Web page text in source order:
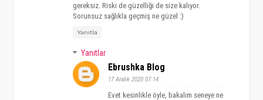
gereksiz. Riski de güzelliği de size kalıyor.
Sorunsuz sağlıkla geçmiş ne güzel :)
Yanıtla
Yanıtlar
Ebrushka Blog
17 Aralık 2020 07:14
Evet kesinlikle öyle, bakalım seneye ne